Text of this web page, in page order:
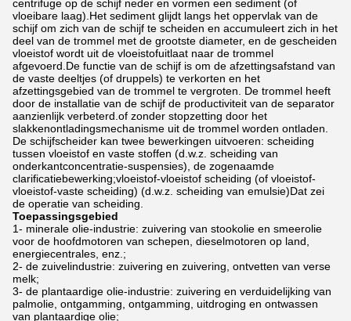
centrifuge op de schijf neder en vormen een sediment (of
vloeibare laag).Het sediment glijdt langs het oppervlak van de
schijf om zich van de schijf te scheiden en accumuleert zich in het
deel van de trommel met de grootste diameter, en de gescheiden
vloeistof wordt uit de vloeistofuitlaat naar de trommel
afgevoerd.De functie van de schijf is om de afzettingsafstand van
de vaste deeltjes (of druppels) te verkorten en het
afzettingsgebied van de trommel te vergroten. De trommel heeft
door de installatie van de schijf de productiviteit van de separator
aanzienlijk verbeterd.of zonder stopzetting door het
slakkenontladingsmechanisme uit de trommel worden ontladen.
De schijfscheider kan twee bewerkingen uitvoeren: scheiding
tussen vloeistof en vaste stoffen (d.w.z. scheiding van
onderkantconcentratie-suspensies), de zogenaamde
clarificatiebewerking;vloeistof-vloeistof scheiding (of vloeistof-
vloeistof-vaste scheiding) (d.w.z. scheiding van emulsie)Dat zei
de operatie van scheiding.
Toepassingsgebied
1- minerale olie-industrie: zuivering van stookolie en smeerolie
voor de hoofdmotoren van schepen, dieselmotoren op land,
energiecentrales, enz.;
2- de zuivelindustrie: zuivering en zuivering, ontvetten van verse
melk;
3- de plantaardige olie-industrie: zuivering en verduidelijking van
palmolie, ontgamming, ontgamming, uitdroging en ontwassen
van plantaardige olie;